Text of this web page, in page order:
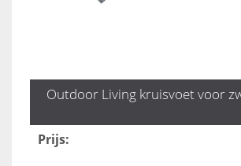
Outdoor Living kruisvoet voor
Prijs: